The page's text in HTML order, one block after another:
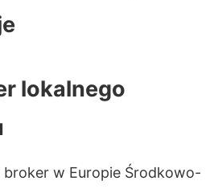
lokalnego
w Europie Środkowo-